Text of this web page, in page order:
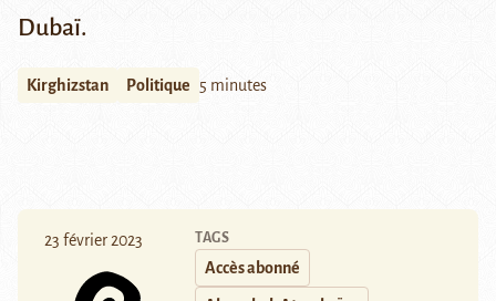
Dubaï.
Kirghizstan Politique 5 minutes
23 février 2023 TAGS
Accès abonné